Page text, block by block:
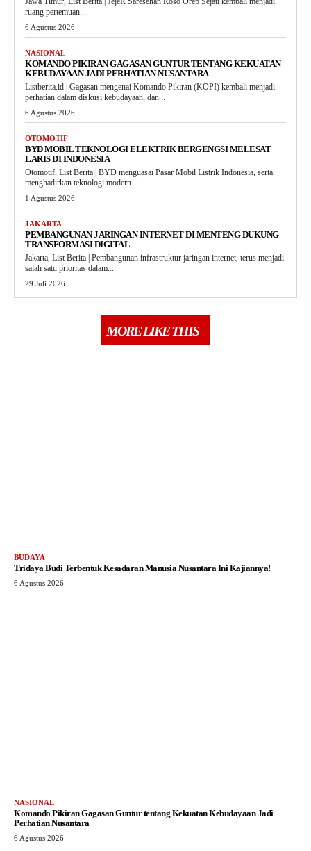
ruang pertemuan...
6 Agustus 2026
NASIONAL
KOMANDO PIKIRAN GAGASAN GUNTUR TENTANG KEKUATAN
KEBUDAYAAN JADI PERHATIAN NUSANTARA
Listberita.id | Gagasan mengenai Komando Pikiran (KOPI) kembali menjadi
perhatian dalam diskusi kebudayaan, dan...
6 Agustus 2026
OTOMOTIF
BYD MOBIL TEKNOLOGI ELEKTRIK BERGENGSI MELESAT
LARIS DI INDONESIA
Otomotif, List Berita | BYD menguasai Pasar Mobil Listrik Indonesia, serta
menghadirkan teknologi modern...
1 Agustus 2026
JAKARTA
PEMBANGUNAN JARINGAN INTERNET DI MENTENG DUKUNG
TRANSFORMASI DIGITAL
Jakarta, List Berita | Pembangunan infrastruktur jaringan internet, terus menjadi
salah satu prioritas dalam...
29 Juli 2026
MORE LIKE THIS
BUDAYA
Tridaya Budi Terbentuk Kesadaran Manusia Nusantara Ini Kajiannya!
6 Agustus 2026
NASIONAL
Komando Pikiran Gagasan Guntur tentang Kekuatan Kebudayaan Jadi
Perhatian Nusantara
6 Agustus 2026